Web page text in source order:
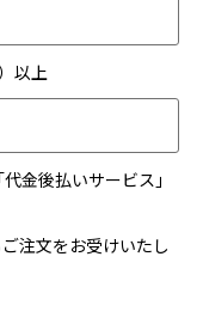
以上
金後払いサービス」
注文をお受けいたし